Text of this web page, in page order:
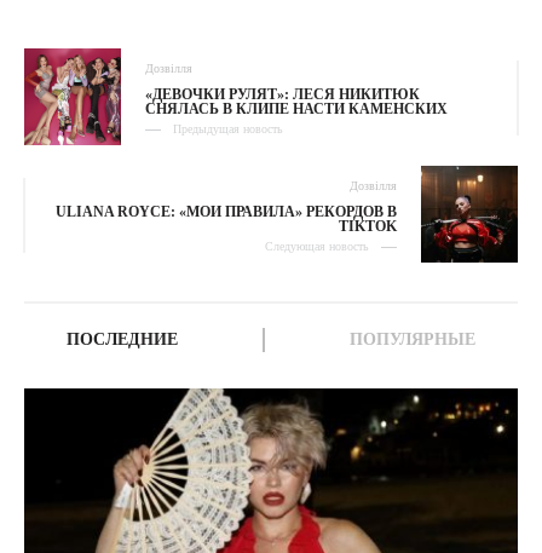
Дозвілля
«ДЕВОЧКИ РУЛЯТ»: ЛЕСЯ НИКИТЮК
СНЯЛАСЬ В КЛИПЕ НАСТИ КАМЕНСКИХ
Предыдущая новость
Дозвілля
ULIANA ROYCE: «МОИ ПРАВИЛА» РЕКОРДОВ В
TIKTOK
Следующая новость
ПОСЛЕДНИЕ ПОПУЛЯРНЫЕ